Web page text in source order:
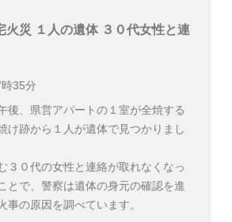
火災 １人の遺体 ３０代女性と連
35分
後、県営アパートの１室が全焼する
け跡から１人が遺体で見つかりまし
３０代の女性と連絡が取れなくなっ
とで、警察は遺体の身元の確認を進
事の原因を調べています。